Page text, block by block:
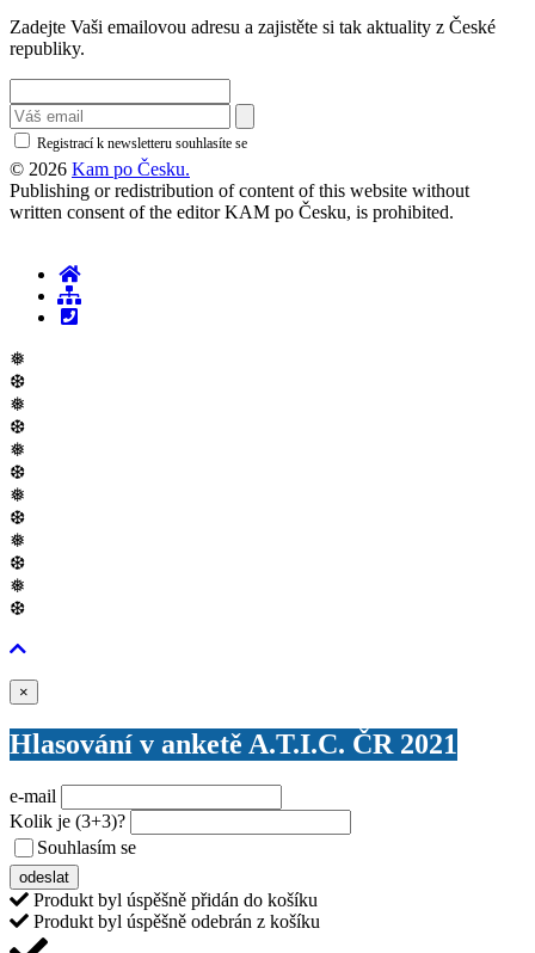
Zadejte Vaši emailovou adresu a zajistěte si tak aktuality z České
republiky.
Registrací k newsletteru souhlasíte se
© 2026 Kam po Česku.
Publishing or redistribution of content of this website without
written consent of the editor KAM po Česku, is prohibited.
❅
❆
❅
❆
❅
❆
❅
❆
❅
❆
❅
❆
×
Hlasování v anketě A.T.I.C. ČR 2021
e-mail
Kolik je (3+3)?
Souhlasím se
odeslat
Produkt byl úspěšně přidán do košíku
Produkt byl úspěšně odebrán z košíku